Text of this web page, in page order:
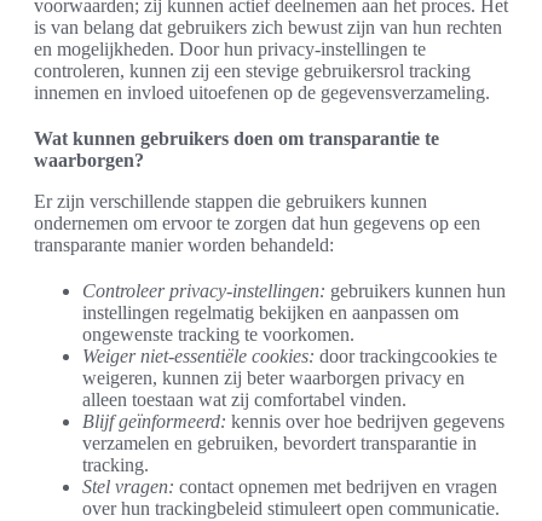
voorwaarden; zij kunnen actief deelnemen aan het proces. Het
is van belang dat gebruikers zich bewust zijn van hun rechten
en mogelijkheden. Door hun privacy-instellingen te
controleren, kunnen zij een stevige gebruikersrol tracking
innemen en invloed uitoefenen op de gegevensverzameling.
Wat kunnen gebruikers doen om transparantie te
waarborgen?
Er zijn verschillende stappen die gebruikers kunnen
ondernemen om ervoor te zorgen dat hun gegevens op een
transparante manier worden behandeld:
Controleer privacy-instellingen: gebruikers kunnen hun
instellingen regelmatig bekijken en aanpassen om
ongewenste tracking te voorkomen.
Weiger niet-essentiële cookies: door trackingcookies te
weigeren, kunnen zij beter waarborgen privacy en
alleen toestaan wat zij comfortabel vinden.
Blijf geïnformeerd: kennis over hoe bedrijven gegevens
verzamelen en gebruiken, bevordert transparantie in
tracking.
Stel vragen: contact opnemen met bedrijven en vragen
over hun trackingbeleid stimuleert open communicatie.